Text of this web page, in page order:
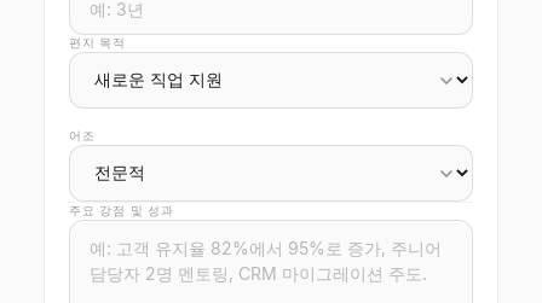
편지 목적
어조
주요 강점 및 성과